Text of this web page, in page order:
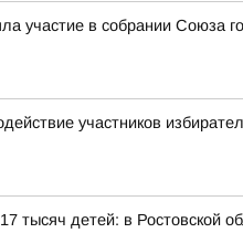
участие в собрании Союза
участников
тысяч детей: в Ростовской